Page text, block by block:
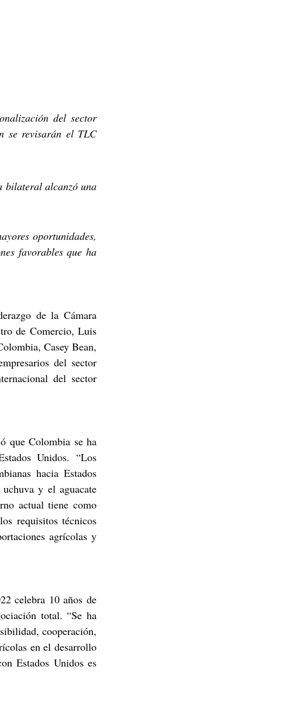
del sector
se revisarán el TLC
bilateral alcanzó una
oportunidades,
favorables que ha
de la Cámara
de Comercio, Luis
Casey Bean,
del sector
del sector
que Colombia se ha
Unidos. “Los
hacia Estados
y el aguacate
actual tiene como
requisitos técnicos
agrícolas y
celebra 10 años de
total. “Se ha
cooperación,
en el desarrollo
Estados Unidos es